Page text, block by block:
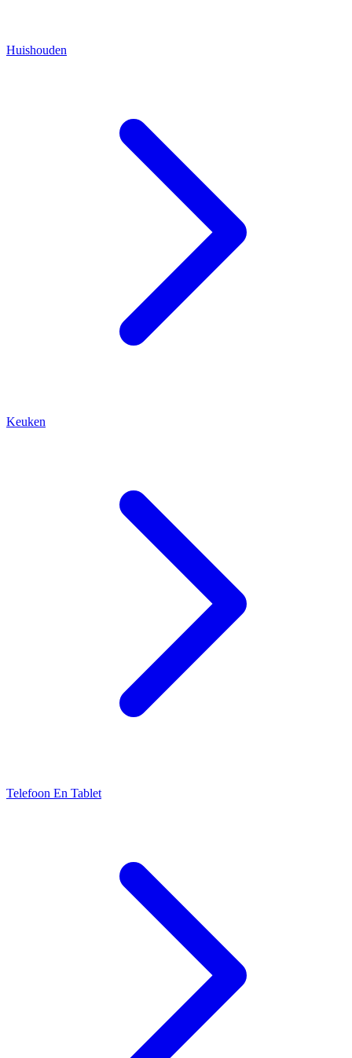
Huishouden
Keuken
Telefoon En Tablet